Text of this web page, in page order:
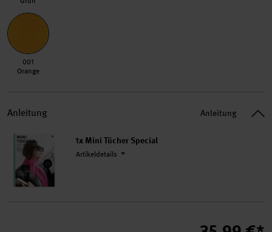
001 Orange
001
Orange
Anleitung Anleitung
1x Mini Tücher Special
Artikeldetails